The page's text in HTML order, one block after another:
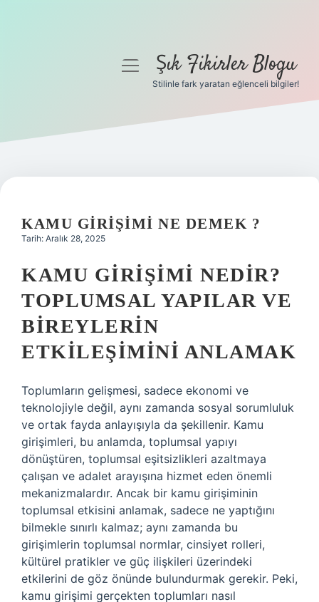
Gizlilik Politikası
Yasal Uyarı
menüyüŞık Fikirler Blogu
Stilinle fark yaratan eğlenceli bilgiler!
KAMU GIRIŞIMI NE DEMEK ?
Tarih: Aralık 28, 2025
KAMU GIRIŞIMI NEDIR?
TOPLUMSAL YAPILAR VE
BIREYLERIN
ETKILEŞIMINI ANLAMAK
Toplumların gelişmesi, sadece ekonomi ve
teknolojiyle değil, aynı zamanda sosyal sorumluluk
ve ortak fayda anlayışıyla da şekillenir. Kamu
girişimleri, bu anlamda, toplumsal yapıyı
dönüştüren, toplumsal eşitsizlikleri azaltmaya
çalışan ve adalet arayışına hizmet eden önemli
mekanizmalardır. Ancak bir kamu girişiminin
toplumsal etkisini anlamak, sadece ne yaptığını
bilmekle sınırlı kalmaz; aynı zamanda bu
girişimlerin toplumsal normlar, cinsiyet rolleri,
kültürel pratikler ve güç ilişkileri üzerindeki
etkilerini de göz önünde bulundurmak gerekir. Peki,
kamu girişimi gerçekten toplumları nasıl